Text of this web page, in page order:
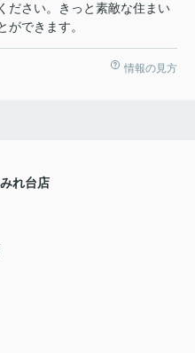
ださい。きっと素敵な住まい
ができます。
情報の見方
れ台店